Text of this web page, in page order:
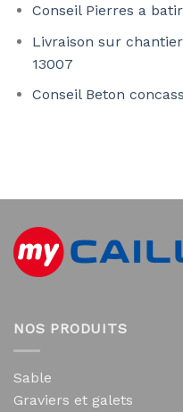
Conseil Pierres a
Livraison sur
13007
Conseil Beton
NOS PRODUITS
Sable
Graviers et galets